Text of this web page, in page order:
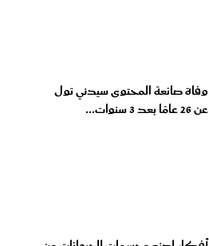
وفاة صانعة المحتوى سيدني تول
عن 26 عامًا بعد 3 سنوات...